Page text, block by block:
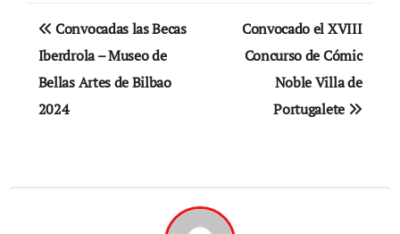
Navegación
de
entradas
Convocadas las Becas
Iberdrola – Museo de
Bellas Artes de Bilbao
2024
Convocado el XVIII
Concurso de Cómic
Noble Villa de
Portugalete